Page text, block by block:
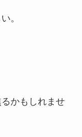
。
るかもしれませ